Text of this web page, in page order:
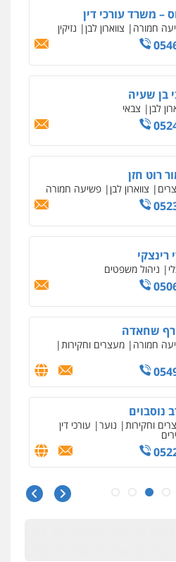
– משרד עורכי דין
לבן תעבורה מעצרים
דבאח
כלכלית
שביט
חמורה
משפטית
מסרי
אביטל
חמורה מעצרים וחקירות
פשיעה חמורה